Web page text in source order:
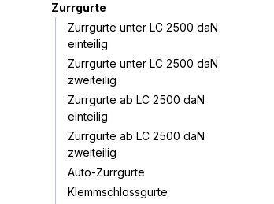
Zurrgurte
Zurrgurte unter LC 2500 daN
einteilig
Zurrgurte unter LC 2500 daN
zweiteilig
Zurrgurte ab LC 2500 daN
einteilig
Zurrgurte ab LC 2500 daN
zweiteilig
Auto-Zurrgurte
Klemmschlossgurte